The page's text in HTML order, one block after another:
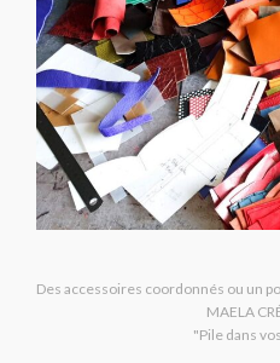
Des accessoires coordonnés ou un
MAELA
"Pile dans